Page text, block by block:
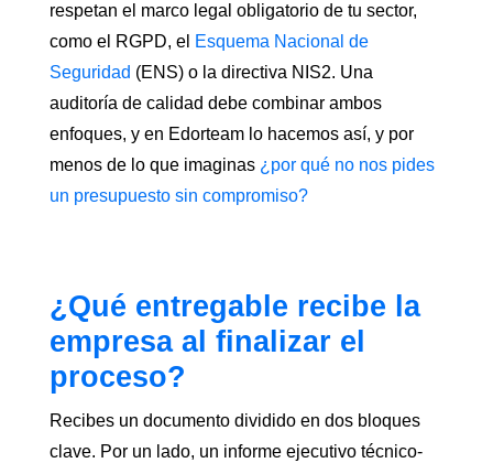
respetan el marco legal obligatorio de tu sector,
como el RGPD, el Esquema Nacional de
Seguridad (ENS) o la directiva NIS2. Una
auditoría de calidad debe combinar ambos
enfoques, y en Edorteam lo hacemos así, y por
menos de lo que imaginas ¿por qué no nos pides
un presupuesto sin compromiso?
¿Qué entregable recibe la
empresa al finalizar el
proceso?
Recibes un documento dividido en dos bloques
clave. Por un lado, un informe ejecutivo técnico-